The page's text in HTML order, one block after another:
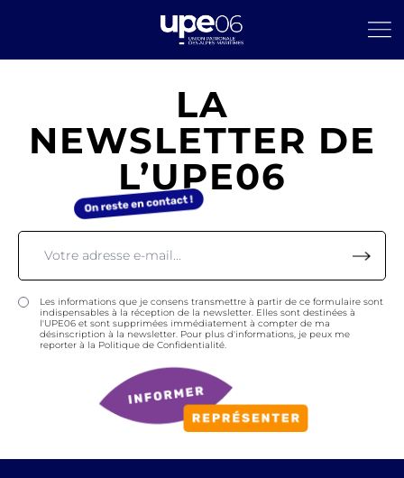
LA
NEWSLETTER DE
L’UPE06
Les informations que je consens transmettre à partir de ce formulaire sont
indispensables à la réception de la newsletter. Elles sont destinées à
l'UPE06 et sont supprimées immédiatement à compter de ma
désinscription à la newsletter. Pour plus d'informations, je peux me
reporter à la Politique de Confidentialité.